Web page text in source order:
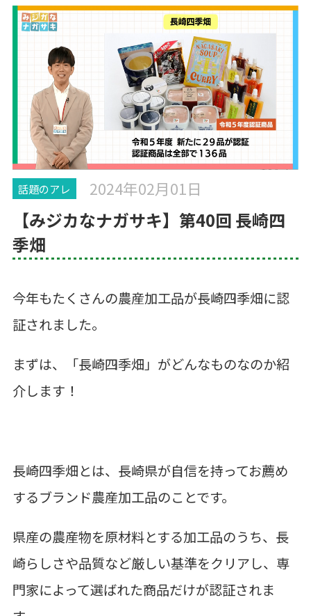
話題のアレ 2024年02月01日
【みジカなナガサキ】第40回 長崎四
季畑
今年もたくさんの農産加工品が長崎四季畑に認
証されました。
まずは、「長崎四季畑」がどんなものなのか紹
介します！
長崎四季畑とは、長崎県が自信を持ってお薦め
するブランド農産加工品のことです。
県産の農産物を原材料とする加工品のうち、長
崎らしさや品質など厳しい基準をクリアし、専
門家によって選ばれた商品だけが認証されま